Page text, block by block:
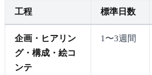
工程 標準日数
企画・ヒアリン
グ・構成・絵コ
ンテ
1〜3週間